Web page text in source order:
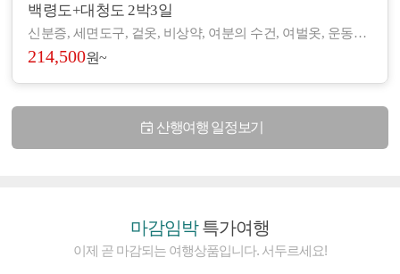
백령도+대청도 2박3일
신분증, 세면도구, 겉옷, 비상약, 여분의 수건, 여벌옷, 운동화, 간편한 복장 등 - 도서/산간 지역으로 숙박 및 편의시설이 열악하여, 세면도구, 헤어드라이기 등이 제공되지 않습니다. (숙소에 따라 헤어드라이기가 비치된 곳도 있습니다.) - 아침/저녁으로 기온차가 있기 때문에 걸칠만한 겉옷을 준비해 주시기 바랍니다. - 장기적으로 복용하고 계신 약이 있으시면, 여유 있게 준비하시기 바랍니다. - 숙소 별로 수건은 하루에 1장씩 제공되나, 여분으로 하나씩 더 챙겨 오시면 좋습니다.
214,500원~
산행여행 일정보기
마감임박특가여행
이제 곧 마감되는 여행상품입니다. 서두르세요!